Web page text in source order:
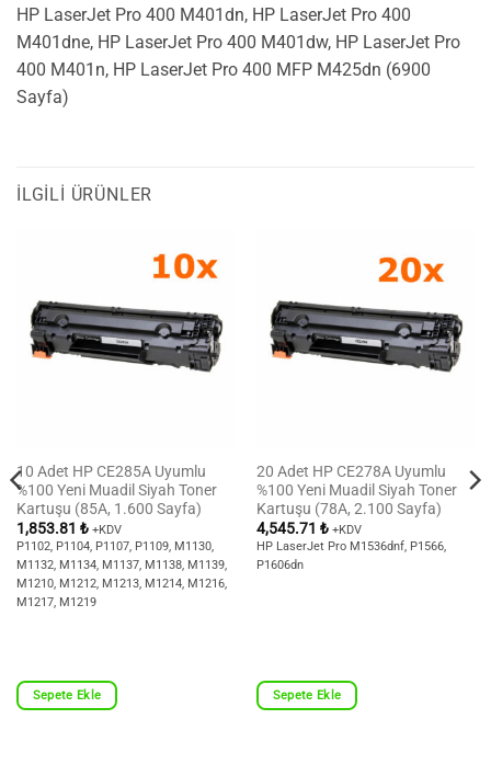
HP LaserJet Pro 400 M401dn, HP LaserJet Pro 400
M401dne, HP LaserJet Pro 400 M401dw, HP LaserJet Pro
400 M401n, HP LaserJet Pro 400 MFP M425dn (6900
Sayfa)
İLGILI ÜRÜNLER
10 Adet HP CE285A Uyumlu
%100 Yeni Muadil Siyah Toner
Kartuşu (85A, 1.600 Sayfa)
1,853.81 ₺ +KDV
P1102, P1104, P1107, P1109, M1130,
M1132, M1134, M1137, M1138, M1139,
M1210, M1212, M1213, M1214, M1216,
M1217, M1219
Sepete Ekle
20 Adet HP CE278A Uyumlu
%100 Yeni Muadil Siyah Toner
Kartuşu (78A, 2.100 Sayfa)
4,545.71 ₺ +KDV
HP LaserJet Pro M1536dnf, P1566,
P1606dn
Sepete Ekle